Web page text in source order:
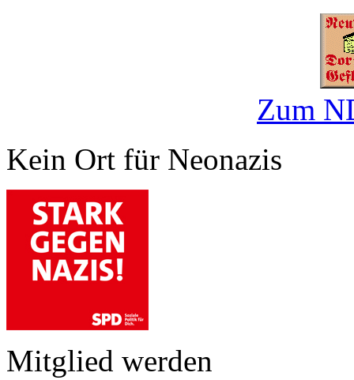
Zum
Kein Ort für Neonazis
Mitglied werden